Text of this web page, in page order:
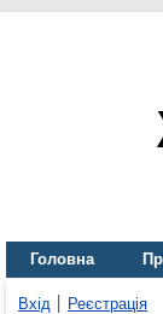
Головна
Вхід Реєстрація